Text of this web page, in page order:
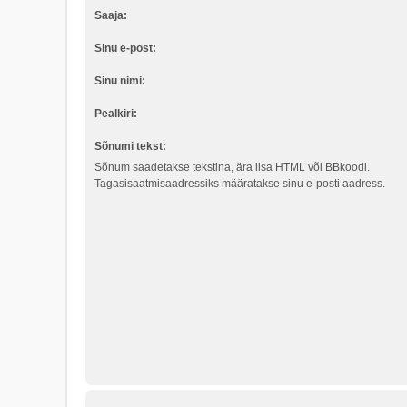
Saaja:
Sinu e-post:
Sinu nimi:
Pealkiri:
Sõnumi tekst:
Sõnum saadetakse tekstina, ära lisa HTML või BBkoodi.
Tagasisaatmisaadressiks määratakse sinu e-posti aadress.